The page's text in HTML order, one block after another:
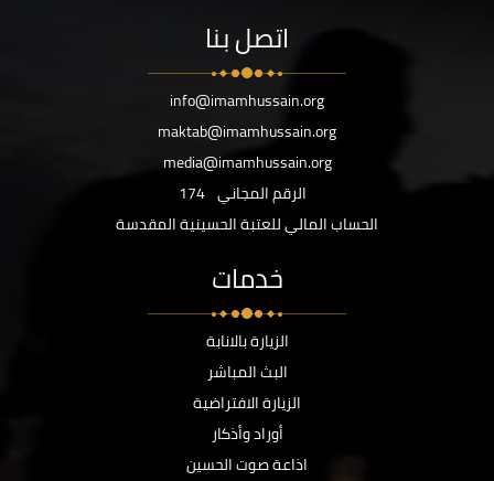
اتصل بنا
info@imamhussain.org
maktab@imamhussain.org
media@imamhussain.org
الرقم المجاني 174
الحساب المالي للعتبة الحسينية المقدسة
خدمات
الزيارة بالانابة
البث المباشر
الزيارة الافتراضية
أوراد وأذكار
اذاعة صوت الحسين